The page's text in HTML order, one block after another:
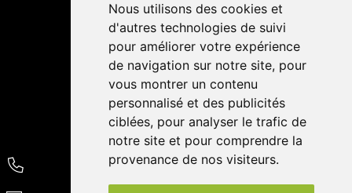
Nous utilisons des cookies et
d'autres technologies de suivi
pour améliorer votre expérience
de navigation sur notre site, pour
vous montrer un contenu
personnalisé et des publicités
ciblées, pour analyser le trafic de
notre site et pour comprendre la
provenance de nos visiteurs.
4,4 / 5 65 avis